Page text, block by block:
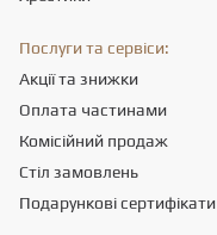
Послуги та сервіси:
Акції та знижки
Оплата частинами
Комісійний продаж
Стіл замовлень
Подарункові сертифікати